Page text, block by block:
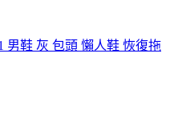
男鞋 灰 包頭 懶人鞋 恢復拖